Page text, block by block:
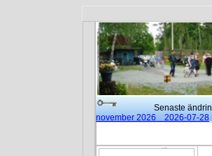
Senaste
november 2026 2026-07-28
2025-01-14